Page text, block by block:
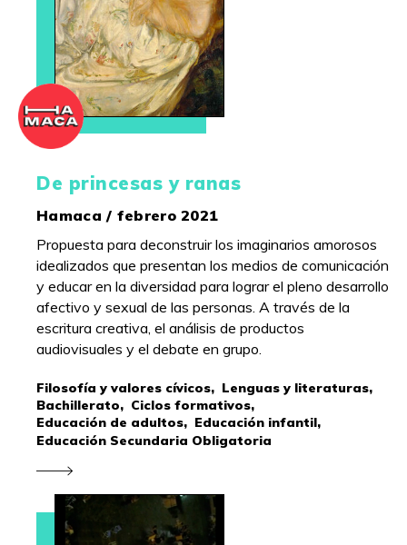
De princesas y ranas
Hamaca / febrero 2021
Propuesta para deconstruir los imaginarios amorosos
idealizados que presentan los medios de comunicación
y educar en la diversidad para lograr el pleno desarrollo
afectivo y sexual de las personas. A través de la
escritura creativa, el análisis de productos
audiovisuales y el debate en grupo.
Filosofía y valores cívicos, Lenguas y literaturas,
Bachillerato, Ciclos formativos,
Educación de adultos, Educación infantil,
Educación Secundaria Obligatoria